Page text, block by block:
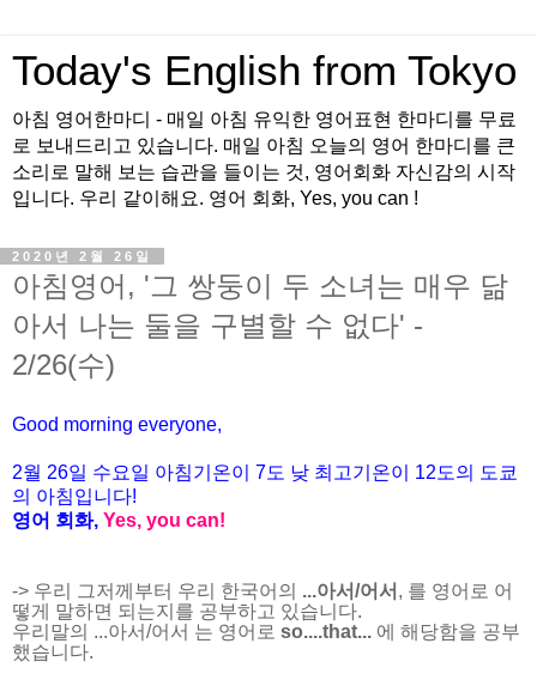
Today's English from Tokyo
아침 영어한마디 - 매일 아침 유익한 영어표현 한마디를 무료
로 보내드리고 있습니다. 매일 아침 오늘의 영어 한마디를 큰
소리로 말해 보는 습관을 들이는 것, 영어회화 자신감의 시작
입니다. 우리 같이해요. 영어 회화, Yes, you can !
2020년 2월 26일
아침영어, '그 쌍둥이 두 소녀는 매우 닮
아서 나는 둘을 구별할 수 없다' -
2/26(수)
Good morning everyone,
2월 26일 수요일 아침기온이 7도 낮 최고기온이 12도의 도쿄
의 아침입니다!
영어 회화, Yes, you can!
-> 우리 그저께부터 우리 한국어의 ...아서/어서 , 를 영어로 어
떻게 말하면 되는지를 공부하고 있습니다.
우리말의 ...아서/어서 는 영어로 so....that... 에 해당함을 공부
했습니다.